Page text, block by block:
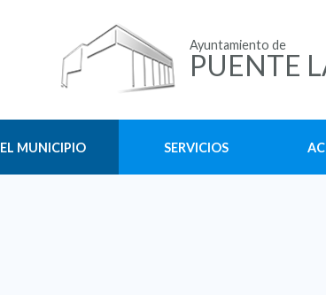
Ayuntamiento de
PUENTE
EL MUNICIPIO SERVICIOS